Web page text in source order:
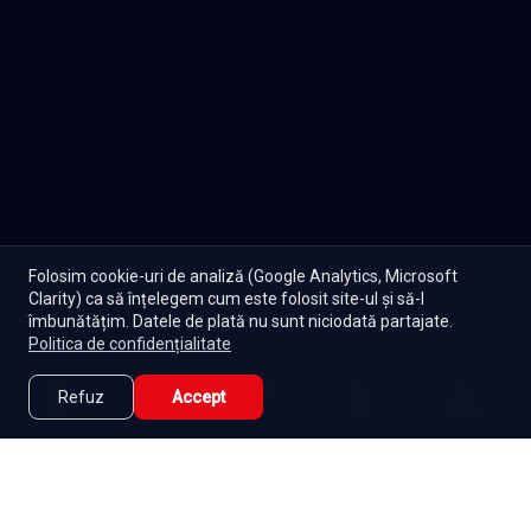
Folosim cookie-uri de analiză (Google Analytics, Microsoft
Clarity) ca să înțelegem cum este folosit site-ul și să-l
îmbunătățim. Datele de plată nu sunt niciodată partajate.
Politica de confidențialitate
Refuz Accept
Filme